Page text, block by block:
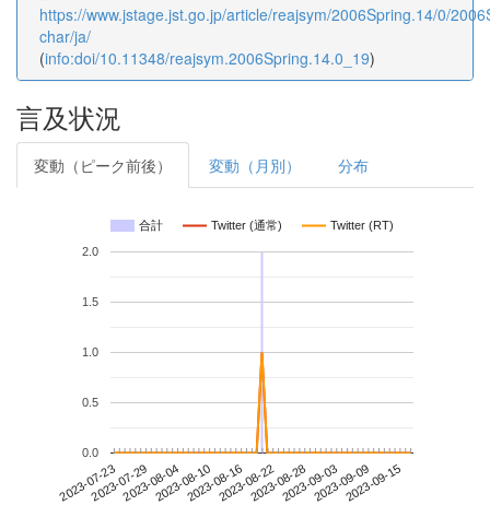
https://www.jstage.jst.go.jp/article/reajsym/2006Spring.14/0/
char/ja/
(info:doi/10.11348/reajsym.2006Spring.14.0_19)
言及状況
変動（ピーク前後） 変動（月別） 分布
合計 Twitter (通常) Twitter (RT)
2023-07-232023-07-292023-08-042023-08-102023-08-162023-08-222023-08-282023-09-032023-09-092023-09-15
0.0
0.5
1.0
1.5
2.0